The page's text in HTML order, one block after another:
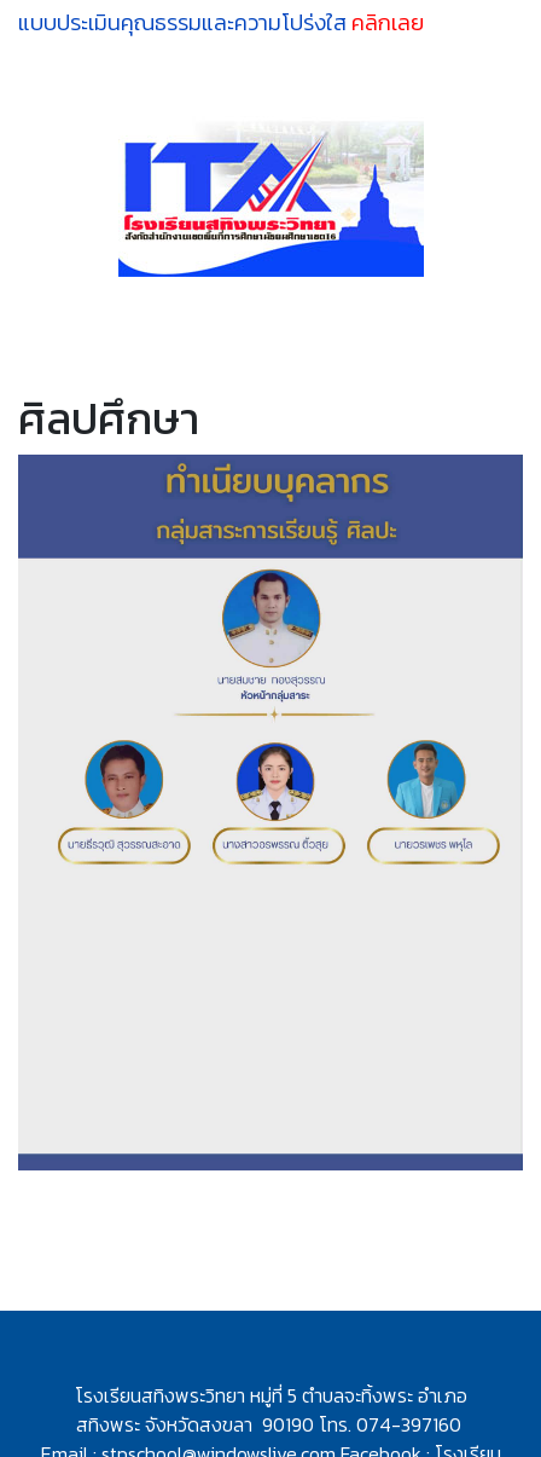
แบบประเมินคุณธรรมและความโปร่งใส คลิกเลย
ศิลปศึกษา
โรงเรียนสทิงพระวิทยา หมู่ที่ 5 ตำบลจะทิ้งพระ อำเภอ
สทิงพระจังหวัดสงขลา 90190 โทร. 074-397160